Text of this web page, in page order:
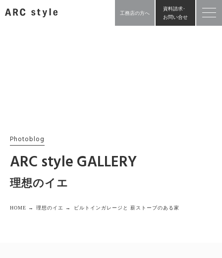
工務店の方へ
資料請求･
お問い合せ
Photoblog
ARC style GALLERY
理想のイエ
HOME → 理想のイエ → ビルトインガレージと 薪ストーブのある家